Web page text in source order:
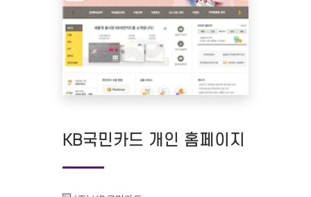
KB국민카드 개인 홈페이지